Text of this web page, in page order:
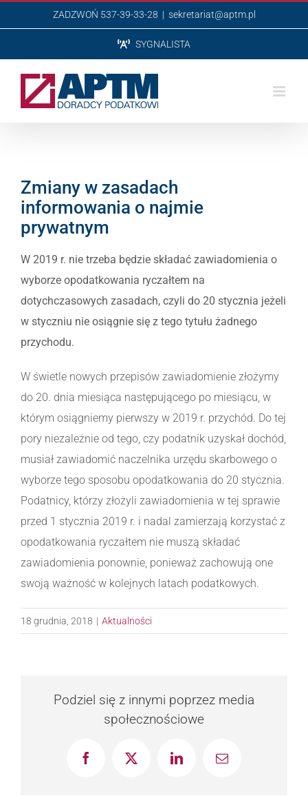
do
ZADZWOŃ 537-39-33-28 | sekretariat@aptm.pl
SYGNALISTA
Zmiany w zasadach
informowania o najmie
prywatnym
W 2019 r. nie trzeba będzie składać zawiadomienia o
wyborze opodatkowania ryczałtem na
dotychczasowych zasadach, czyli do 20 stycznia jeżeli
w styczniu nie osiągnie się z tego tytułu żadnego
przychodu.
W świetle nowych przepisów zawiadomienie złożymy
do 20. dnia miesiąca następującego po miesiącu, w
którym osiągniemy pierwszy w 2019 r. przychód. Do tej
pory niezależnie od tego, czy podatnik uzyskał dochód,
musiał zawiadomić naczelnika urzędu skarbowego o
wyborze tego sposobu opodatkowania do 20 stycznia.
Podatnicy, którzy złożyli zawiadomienia w tej sprawie
przed 1 stycznia 2019 r. i nadal zamierzają korzystać z
opodatkowania ryczałtem nie muszą składać
zawiadomienia ponownie, ponieważ zachowują one
swoją ważność w kolejnych latach podatkowych.
18 grudnia, 2018 | Aktualności
Podziel się z innymi poprzez media
społecznościowe
FacebookX LinkedInEmail